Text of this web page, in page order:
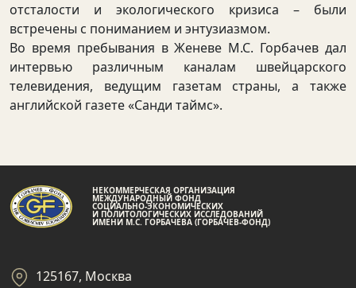
отсталости и экологического кризиса – были
встречены с пониманием и энтузиазмом.
Во время пребывания в Женеве М.С. Горбачев дал
интервью различным каналам швейцарского
телевидения, ведущим газетам страны, а также
английской газете «Санди таймс».
НЕКОММЕРЧЕСКАЯ ОРГАНИЗАЦИЯ
МЕЖДУНАРОДНЫЙ ФОНД
СОЦИАЛЬНО-ЭКОНОМИЧЕСКИХ
И ПОЛИТОЛОГИЧЕСКИХ ИССЛЕДОВАНИЙ
ИМЕНИ М.С. ГОРБАЧЕВА (ГОРБАЧЕВ-ФОНД)
125167, Москва